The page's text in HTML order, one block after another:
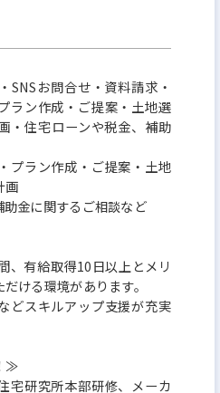
SNSお問合せ・資料請求・
ラン作成・ご提案・土地選
・住宅ローンや税金、補助
プラン作成・ご提案・土地
画
助金に関するご相談など
、有給取得10日以上とメリ
ける環境があります。
どスキルアップ支援が充実
≫
宅研究所本部研修、メーカ